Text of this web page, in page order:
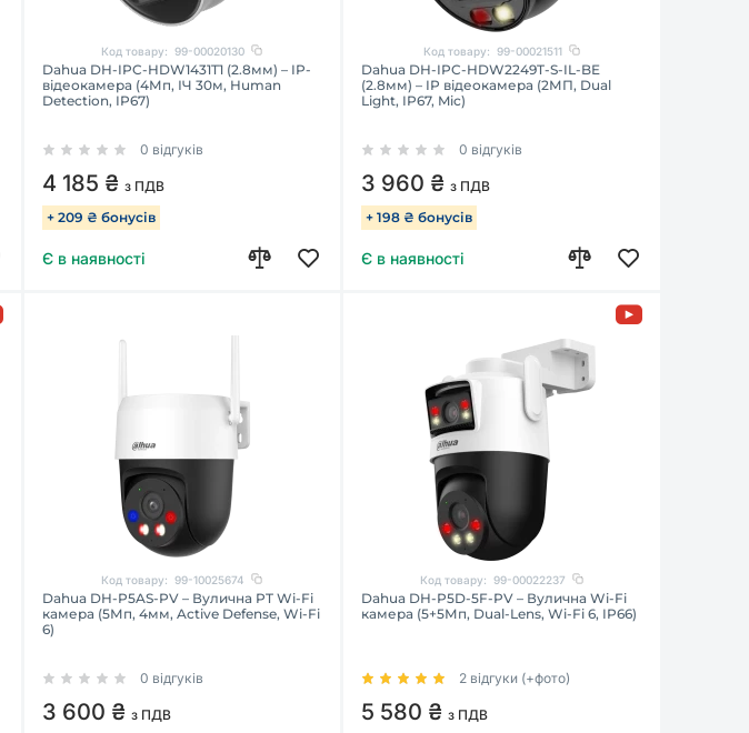
Код товару: 99-00020130
Dahua DH-IPC-HDW1431T1 (2.8мм) – IP-
відеокамера (4Мп, ІЧ 30м, Human
Detection, IP67)
0 відгуків
4 185 ₴ з ПДВ
+ 209 ₴ бонусів
Є в наявності
Код товару: 99-00021511
Dahua DH-IPC-HDW2249T-S-IL-BE
(2.8мм) – IP відеокамера (2МП, Dual
Light, IP67, Mic)
0 відгуків
3 960 ₴з ПДВ
+ 198 ₴ бонусів
Є в наявності
Код товару: 99-10025674
Dahua DH-P5AS-PV – Вулична PT Wi-Fi
камера (5Мп, 4мм, Active Defense, Wi-Fi
6)
0 відгуків
3 600 ₴ з ПДВ
Код товару: 99-00022237
Dahua DH-P5D-5F-PV – Вулична Wi-Fi
камера (5+5Мп, Dual-Lens, Wi-Fi 6, IP66)
2 відгуки (+фото)
5 580 ₴з ПДВ